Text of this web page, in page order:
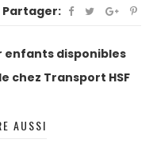
Partager:
enfants disponibles
chez Transport HSF
AUSSI